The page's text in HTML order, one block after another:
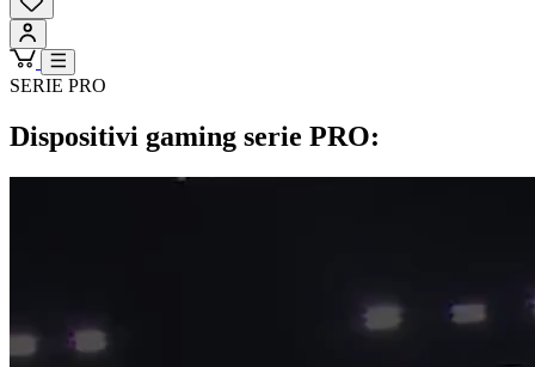
SERIE PRO
Dispositivi gaming serie PRO: